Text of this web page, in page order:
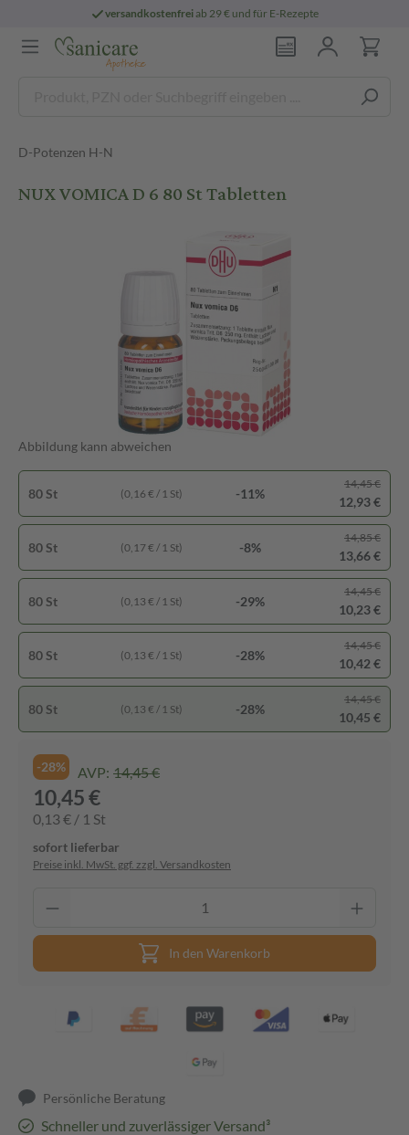
versandkostenfreiab 29 € und für E-Rezepte
D-Potenzen H-N
NUX VOMICA D 6 80 St Tabletten
Abbildung kann abweichen
80 St (0,16 € / 1 St) -11%
14,45 €
12,93 €
80 St (0,17 € / 1 St) -8%
14,85 €
13,66 €
80 St (0,13 € / 1 St) -29%
14,45 €
10,23 €
80 St (0,13 € / 1 St) -28%
14,45 €
10,42 €
80 St (0,13 € / 1 St) -28%
14,45 €
10,45 €
-28% AVP: 14,45 €
10,45 €
0,13 € / 1 St
sofort lieferbar
Preise inkl. MwSt. ggf. zzgl. Versandkosten
In den Warenkorb
Persönliche Beratung
Schneller und zuverlässiger Versand³